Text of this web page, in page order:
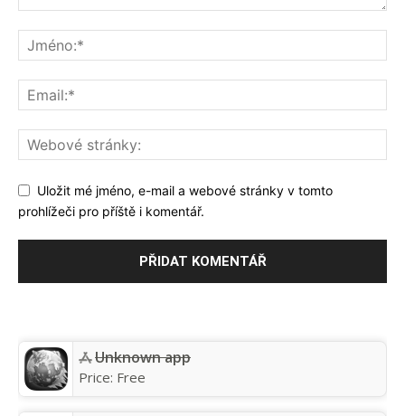
Uložit mé jméno, e-mail a webové stránky v tomto
prohlížeči pro příště i komentář.
Unknown app
Price: Free